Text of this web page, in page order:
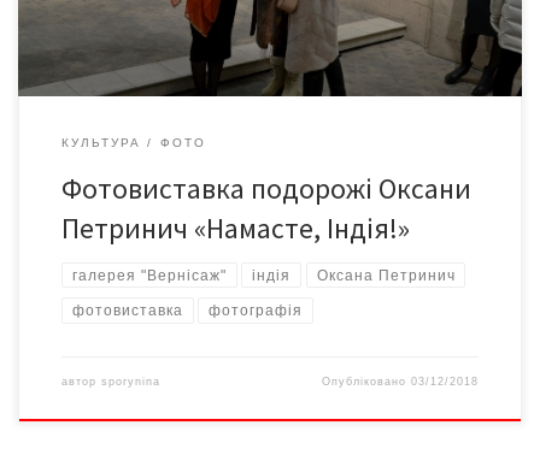
і те, що хоче сама. Колись допомагала батьку під час […]
КУЛЬТУРА ФОТО
Фотовиставка подорожі Оксани
Петринич «Намасте, Індія!»
галерея "Вернісаж" індія Оксана Петринич
фотовиставка фотографія
автор sporynina Опубліковано03/12/2018